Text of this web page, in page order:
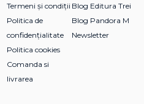
Termeni și condiții
Politica de
confidențialitate
Politica cookies
Comanda si
livrarea
Blog Editura Trei
Blog Pandora M
Newsletter